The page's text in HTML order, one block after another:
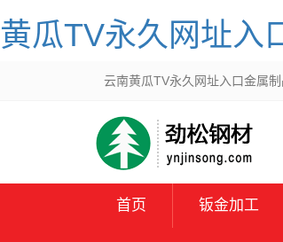
黄瓜TV永久网址入
云南黄瓜TV永久网址入口金属
首页 钣金加工